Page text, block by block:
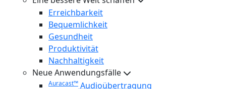
Erreichbarkeit
Bequemlichkeit
Gesundheit
Produktivität
Nachhaltigkeit
Neue Anwendungsfälle
Auracast™ Audioübertragung